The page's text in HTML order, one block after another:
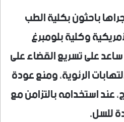
باحثون بكلية الطب
وكلية بلومبرغ
ساعد على تسريع القضاء على
الرئوية، ومنع عودة
عند استخدامه بالتزامن مع
للسل.